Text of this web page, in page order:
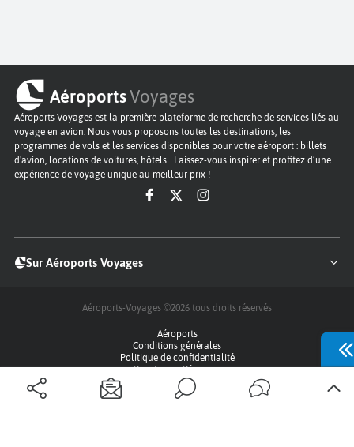
AéroportsVoyages
Aéroports Voyages est la première plateforme de recherche de services liés au
voyage en avion. Nous vous proposons toutes les destinations, les
programmes de vols et les services disponibles pour votre aéroport : billets
d'avion, locations de voitures, hôtels... Laissez-vous inspirer et profitez d’une
expérience de voyage unique au meilleur prix !
Sur Aéroports Voyages
Aéroports-Voyages ©2026 tous droits réservés
Aéroports
Conditions générales
Politique de confidentialité
Questions - Réponses
Plan du site
Qui sommes nous ?